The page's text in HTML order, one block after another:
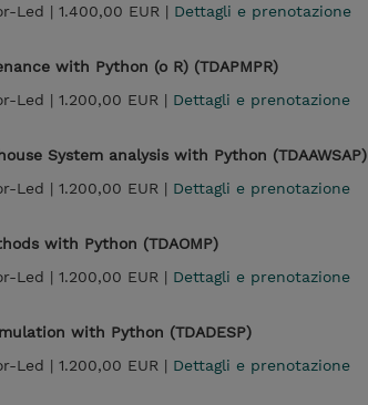
Led | 1.400,00 EUR | Dettagli e prenotazione
with Python (o R) (TDAPMPR)
Led | 1.200,00 EUR | Dettagli e prenotazione
System analysis with Python (TDAAWSAP)
Led | 1.200,00 EUR | Dettagli e prenotazione
with Python (TDAOMP)
Led | 1.200,00 EUR | Dettagli e prenotazione
with Python (TDADESP)
Led | 1.200,00 EUR | Dettagli e prenotazione